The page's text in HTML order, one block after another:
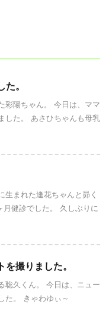
。
彩陽ちゃん。 今日は、ママ
した。 あさひちゃんも母乳
生まれた逢花ちゃんと昴く
月健診でした。 久しぶりに
撮りました。
聡久くん。 今日は、ニュー
た。 きゃわゆぃ～